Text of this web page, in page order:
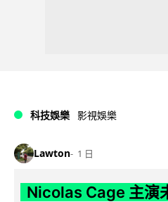
科技娛樂 影視娛樂
Lawton 1 日
Nicolas Cage 主演